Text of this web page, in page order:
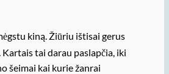
kiną. Žiūriu ištisai gerus
tai darau paslapčia, iki
šeimai kai kurie žanrai